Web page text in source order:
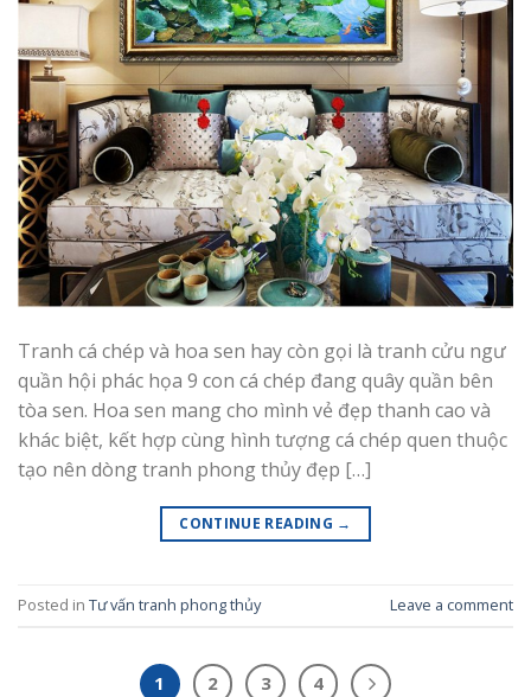
Tranh cá chép và hoa sen hay còn gọi là tranh cửu ngư
quần hội phác họa 9 con cá chép đang quây quần bên
tòa sen. Hoa sen mang cho mình vẻ đẹp thanh cao và
khác biệt, kết hợp cùng hình tượng cá chép quen thuộc
tạo nên dòng tranh phong thủy đẹp […]
CONTINUE READING →
Posted in Tư vấn tranh phong thủy Leave a comment
1 2 3 4